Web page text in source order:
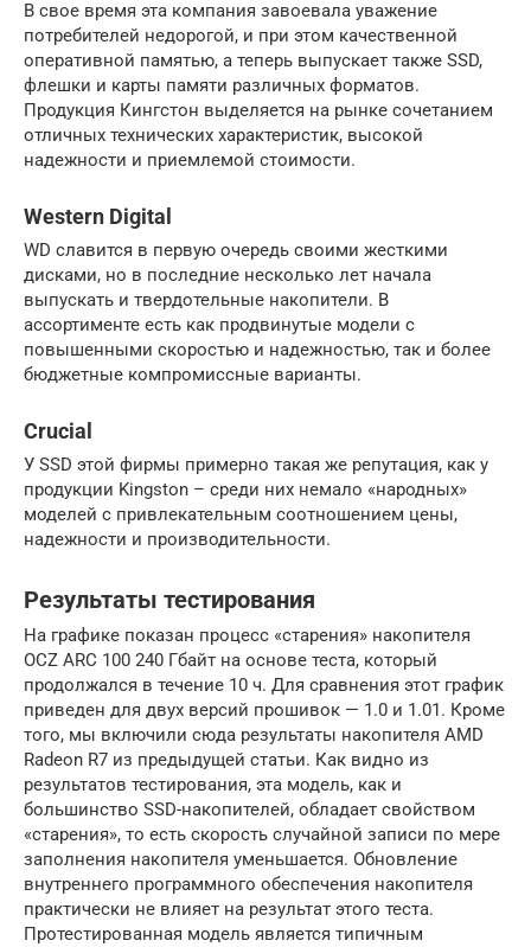
В свое время эта компания завоевала уважение
потребителей недорогой, и при этом качественной
оперативной памятью, а теперь выпускает также SSD,
флешки и карты памяти различных форматов.
Продукция Кингстон выделяется на рынке сочетанием
отличных технических характеристик, высокой
надежности и приемлемой стоимости.
Western Digital
WD славится в первую очередь своими жесткими
дисками, но в последние несколько лет начала
выпускать и твердотельные накопители. В
ассортименте есть как продвинутые модели с
повышенными скоростью и надежностью, так и более
бюджетные компромиссные варианты.
Crucial
У SSD этой фирмы примерно такая же репутация, как у
продукции Kingston – среди них немало «народных»
моделей с привлекательным соотношением цены,
надежности и производительности.
Результаты тестирования
На графике показан процесс «старения» накопителя
OCZ ARC 100 240 Гбайт на основе теста, который
продолжался в течение 10 ч. Для сравнения этот график
приведен для двух версий прошивок — 1.0 и 1.01. Кроме
того, мы включили сюда результаты накопителя AMD
Radeon R7 из предыдущей статьи. Как видно из
результатов тестирования, эта модель, как и
большинство SSD-накопителей, обладает свойством
«старения», то есть скорость случайной записи по мере
заполнения накопителя уменьшается. Обновление
внутреннего программного обеспечения накопителя
практически не влияет на результат этого теста.
Протестированная модель является типичным